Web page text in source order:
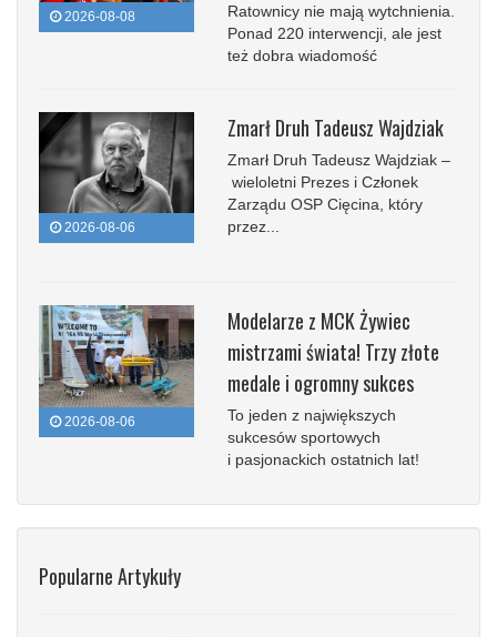
2026-08-08
Ratownicy nie mają wytchnienia.
Ponad 220 interwencji, ale jest
też dobra wiadomość
2026-08-06
Zmarł Druh Tadeusz Wajdziak
Zmarł Druh Tadeusz Wajdziak –
wieloletni Prezes i Członek
Zarządu OSP Cięcina, który
przez...
2026-08-06
Modelarze z MCK Żywiec
mistrzami świata! Trzy złote
medale i ogromny sukces
To jeden z największych
sukcesów sportowych
i pasjonackich ostatnich lat!
Popularne Artykuły